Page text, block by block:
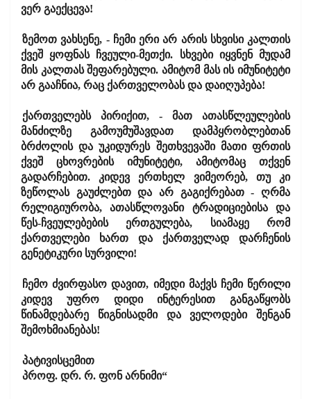
ვერ გაექცევა!
ზემოთ ვახსენე, - ჩემი ერი არ არის სხვისი კალთის
ქვეშ ყოფნას ჩვეული-მეთქი. სხვები იყვნენ მუდამ
მის კალთას შეფარებული. ამიტომ მას ის იმუნიტეტი
არ გააჩნია, რაც ქართველობას და დაიღუპება!
ქართველებს პირიქით, - მათ ათასწლეულების
მანძილზე გამოუმუშავდათ დამპყრობლებთან
ბრძოლის და უკიდურეს შეთხვევაში მათი ფრთის
ქვეშ ცხოვრების იმუნიტეტი, ამიტომაც თქვენ
გადარჩებით. კიდევ ერთხელ ვიმეორებ, თუ კი
ზეწოლას გაუძლებთ და არ გაგიქრებათ - ღრმა
რელიგიურობა, ათასწლოვანი ტრადიციებისა და
წეს-ჩვეულებების ერთგულება, სიამაყე რომ
ქართველები ხართ და ქართველად დარჩენის
გენეტიკური სურვილი!
ჩემო ძვირფასო დავით, იმედი მაქვს ჩემი წერილი
კიდევ უფრო დიდი ინტერესით განგაწყობს
წინამდებარე წიგნისადმი და ველოდები შენგან
შემოხმიანებას!
პატივისცემით
პროფ. დრ. რ. ფონ არნიმი“